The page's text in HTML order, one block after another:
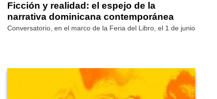
Ficción y realidad: el espejo de la
narrativa dominicana contemporánea
Conversatorio, en el marco de la Feria del Libro, el 1 de junio